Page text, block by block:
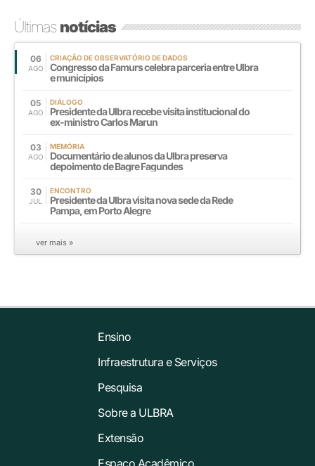
Últimasnotícias
06
AGO
CRIAÇÃO DE OBSERVATÓRIO DE DADOS
Congresso da Famurs celebra parceria entre Ulbra
e municípios
05
AGO
DIÁLOGO
Presidente da Ulbra recebe visita institucional do
ex-ministro Carlos Marun
03
AGO
MEMÓRIA
Documentário de alunos da Ulbra preserva
depoimento de Bagre Fagundes
30
JUL
ENCONTRO
Presidente da Ulbra visita nova sede da Rede
Pampa, em Porto Alegre
ver mais »
Ensino
Infraestrutura e Serviços
Pesquisa
Sobre a ULBRA
Extensão